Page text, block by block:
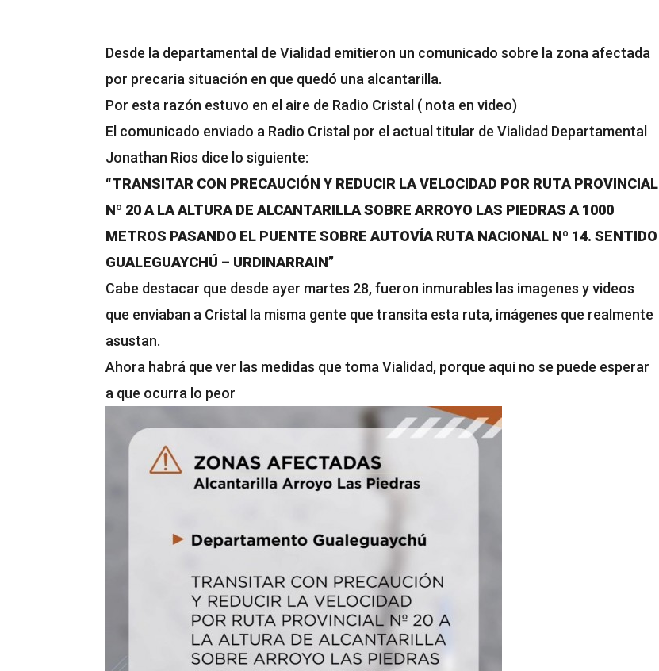
Desde la departamental de Vialidad emitieron un comunicado sobre la zona afectada
por precaria situación en que quedó una alcantarilla.
Por esta razón estuvo en el aire de Radio Cristal ( nota en video)
El comunicado enviado a Radio Cristal por el actual titular de Vialidad Departamental
Jonathan Rios dice lo siguiente:
“TRANSITAR CON PRECAUCIÓN Y REDUCIR LA VELOCIDAD POR RUTA PROVINCIAL
Nº 20 A LA ALTURA DE ALCANTARILLA SOBRE ARROYO LAS PIEDRAS A 1000
METROS PASANDO EL PUENTE SOBRE AUTOVÍA RUTA NACIONAL Nº 14. SENTIDO
GUALEGUAYCHÚ – URDINARRAIN”
Cabe destacar que desde ayer martes 28, fueron inmurables las imagenes y videos
que enviaban a Cristal la misma gente que transita esta ruta, imágenes que realmente
asustan.
Ahora habrá que ver las medidas que toma Vialidad, porque aqui no se puede esperar
a que ocurra lo peor